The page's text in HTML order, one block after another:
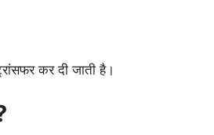
कर दी जाती है।